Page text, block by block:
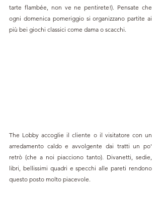
tarte flambée, non ve ne pentirete!). Pensate che
ogni domenica pomeriggio si organizzano partite ai
più bei giochi classici come dama o scacchi.
The Lobby accoglie il cliente o il visitatore con un
arredamento caldo e avvolgente dai tratti un po'
retrò (che a noi piacciono tanto). Divanetti, sedie,
libri, bellissimi quadri e specchi alle pareti rendono
questo posto molto piacevole.